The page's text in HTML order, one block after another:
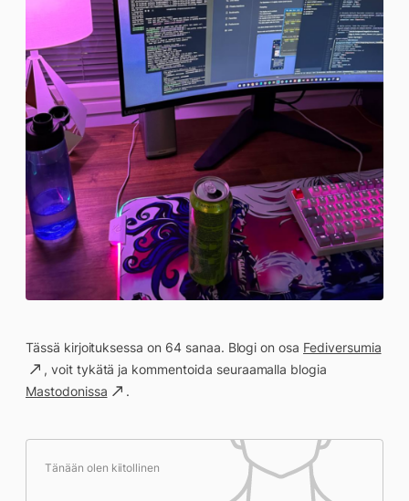
Tässä kirjoituksessa on 64 sanaa. Blogi on osa Fediversumia
, voit tykätä ja kommentoida seuraamalla blogia
Mastodonissa
.
Tänään olen kiitollinen